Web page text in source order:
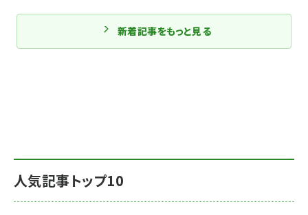
人気記事トップ10
新着記事をもっと見る